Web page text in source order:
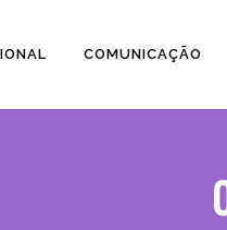
COMUNICAÇÃO